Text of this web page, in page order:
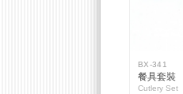
BX-341
餐具套裝
Cutlery Set